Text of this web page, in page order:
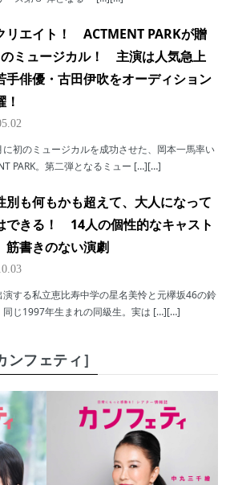
リエイト！ ACTMENT PARKが贈
ミュージカル！ 主演は人気急上
手俳優・古田伊吹をオーディション
！
初のミュージカルを成功させた、岡本一馬率い
PARK。第二弾となるミュー […][…]
別も何もかも超えて、大人になって
できる！ 14人の個性的なキャスト
筋書きのない演劇
する私立恵比寿中学の星名美怜と元欅坂46の鈴
同じ1997年生まれの同級生。実は […][…]
フェティ］